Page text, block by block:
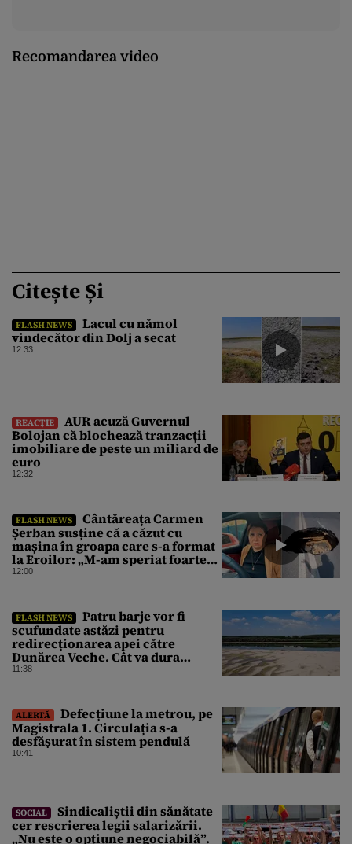
Recomandarea video
Citește Și
FLASH NEWS
Lacul cu nămol
vindecător din Dolj a secat
12:33
REACȚIE
AUR acuză Guvernul
Bolojan că blochează tranzacții
imobiliare de peste un miliard de
euro
12:32
FLASH NEWS
Cântăreața Carmen
Șerban susține că a căzut cu
mașina în groapa care s-a format
la Eroilor: „M-am speriat foarte
tare”
12:00
FLASH NEWS
Patru barje vor fi
scufundate astăzi pentru
redirecționarea apei către
Dunărea Veche. Cât va dura
operațiunea
11:38
ALERTĂ
Defecțiune la metrou, pe
Magistrala 1. Circulația s-a
desfășurat în sistem pendulă
10:41
SOCIAL
Sindicaliștii din sănătate
cer rescrierea legii salarizării.
„Nu este o opțiune negociabilă”.